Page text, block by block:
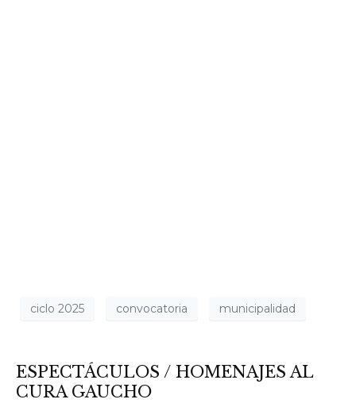
ciclo 2025 convocatoria municipalidad
ESPECTÁCULOS / HOMENAJES AL
CURA GAUCHO